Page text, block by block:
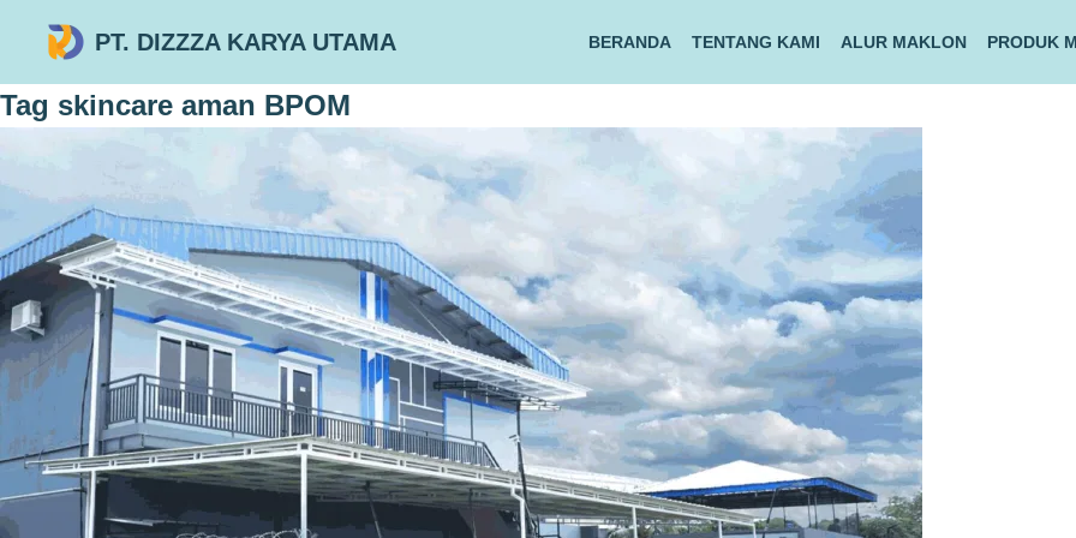
PT. DIZZZA KARYA UTAMA BERANDA TENTANG KAMI ALUR MAKLON PRODUK
Tag skincare aman BPOM